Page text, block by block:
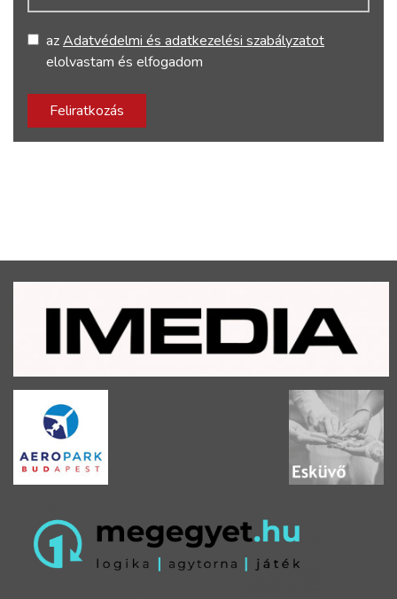
azAdatvédelmi és adatkezelési szabályzatot
elolvastam és elfogadom
Feliratkozás